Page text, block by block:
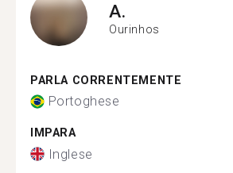
A.
Ourinhos
PARLA CORRENTEMENTE
Portoghese
IMPARA
Inglese